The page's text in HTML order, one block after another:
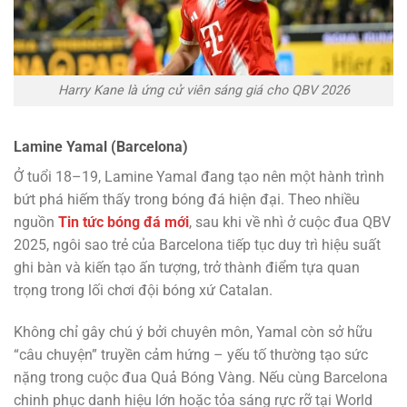
Harry Kane là ứng cử viên sáng giá cho QBV 2026
Lamine Yamal (Barcelona)
Ở tuổi 18–19, Lamine Yamal đang tạo nên một hành trình
bứt phá hiếm thấy trong bóng đá hiện đại. Theo nhiều
nguồn Tin tức bóng đá mới, sau khi về nhì ở cuộc đua QBV
2025, ngôi sao trẻ của Barcelona tiếp tục duy trì hiệu suất
ghi bàn và kiến tạo ấn tượng, trở thành điểm tựa quan
trọng trong lối chơi đội bóng xứ Catalan.
Không chỉ gây chú ý bởi chuyên môn, Yamal còn sở hữu
“câu chuyện” truyền cảm hứng – yếu tố thường tạo sức
nặng trong cuộc đua Quả Bóng Vàng. Nếu cùng Barcelona
chinh phục danh hiệu lớn hoặc tỏa sáng rực rỡ tại World